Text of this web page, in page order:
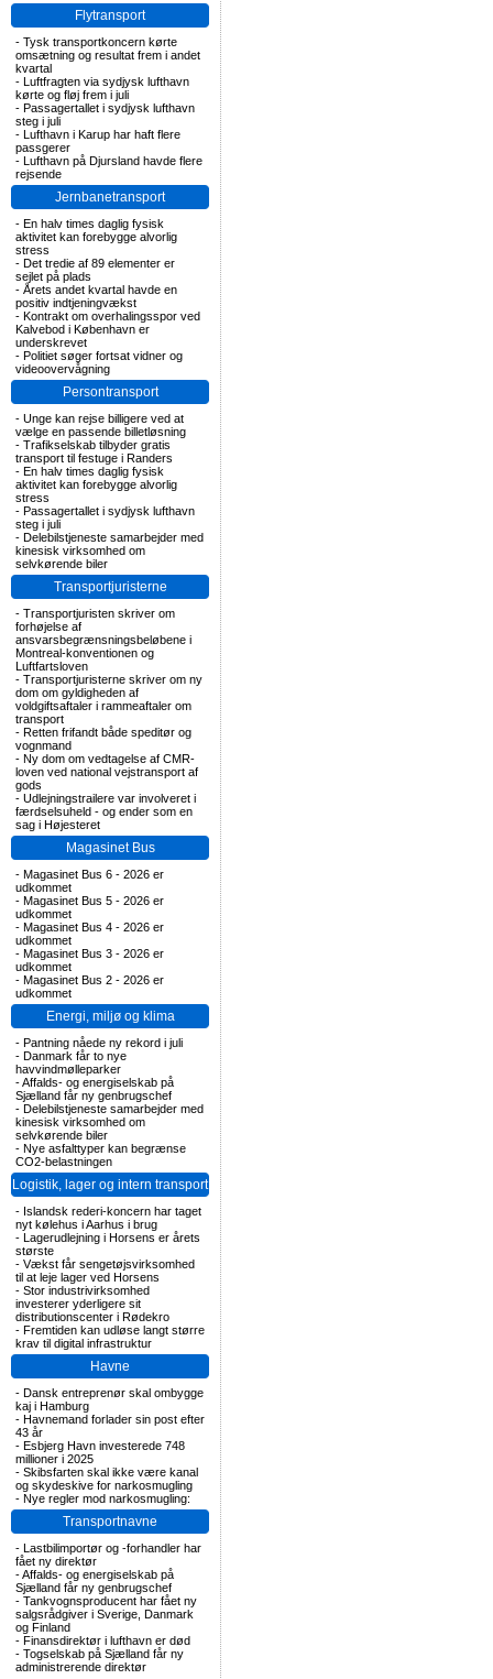
Flytransport
- Tysk transportkoncern kørte
omsætning og resultat frem i andet
kvartal
- Luftfragten via sydjysk lufthavn
kørte og fløj frem i juli
- Passagertallet i sydjysk lufthavn
steg i juli
- Lufthavn i Karup har haft flere
passgerer
- Lufthavn på Djursland havde flere
rejsende
Jernbanetransport
- En halv times daglig fysisk
aktivitet kan forebygge alvorlig
stress
- Det tredie af 89 elementer er
sejlet på plads
- Årets andet kvartal havde en
positiv indtjeningvækst
- Kontrakt om overhalingsspor ved
Kalvebod i København er
underskrevet
- Politiet søger fortsat vidner og
videoovervågning
Persontransport
- Unge kan rejse billigere ved at
vælge en passende billetløsning
- Trafikselskab tilbyder gratis
transport til festuge i Randers
- En halv times daglig fysisk
aktivitet kan forebygge alvorlig
stress
- Passagertallet i sydjysk lufthavn
steg i juli
- Delebilstjeneste samarbejder med
kinesisk virksomhed om
selvkørende biler
Transportjuristerne
- Transportjuristen skriver om
forhøjelse af
ansvarsbegrænsningsbeløbene i
Montreal-konventionen og
Luftfartsloven
- Transportjuristerne skriver om ny
dom om gyldigheden af
voldgiftsaftaler i rammeaftaler om
transport
- Retten frifandt både speditør og
vognmand
- Ny dom om vedtagelse af CMR-
loven ved national vejstransport af
gods
- Udlejningstrailere var involveret i
færdselsuheld - og ender som en
sag i Højesteret
Magasinet Bus
- Magasinet Bus 6 - 2026 er
udkommet
- Magasinet Bus 5 - 2026 er
udkommet
- Magasinet Bus 4 - 2026 er
udkommet
- Magasinet Bus 3 - 2026 er
udkommet
- Magasinet Bus 2 - 2026 er
udkommet
Energi, miljø og klima
- Pantning nåede ny rekord i juli
- Danmark får to nye
havvindmølleparker
-Affalds- og energiselskab på
Sjælland får ny genbrugschef
- Delebilstjeneste samarbejder med
kinesisk virksomhed om
selvkørende biler
- Nye asfalttyper kan begrænse
CO2-belastningen
Logistik, lager og intern transport
- Islandsk rederi-koncern har taget
nyt kølehus i Aarhus i brug
- Lagerudlejning i Horsens er årets
største
- Vækst får sengetøjsvirksomhed
til at leje lager ved Horsens
- Stor industrivirksomhed
investerer yderligere sit
distributionscenter i Rødekro
- Fremtiden kan udløse langt større
krav til digital infrastruktur
Havne
- Dansk entreprenør skal ombygge
kaj i Hamburg
- Havnemand forlader sin post efter
43 år
- Esbjerg Havn investerede 748
millioner i 2025
- Skibsfarten skal ikke være kanal
og skydeskive for narkosmugling
- Nye regler mod narkosmugling:
Transportnavne
- Lastbilimportør og -forhandler har
fået ny direktør
-Affalds- og energiselskab på
Sjælland får ny genbrugschef
- Tankvognsproducent har fået ny
salgsrådgiver i Sverige, Danmark
og Finland
- Finansdirektør i lufthavn er død
- Togselskab på Sjælland får ny
administrerende direktør